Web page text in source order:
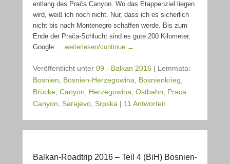
entlang des Prača Canyon. Wo das Etappenziel liegen
wird, weiß ich noch nicht. Nur, dass ich es sicherlich
nicht bis nach Montenegro schaffen werde. Bis zum
Ende der Prača-Schlucht sind es gute 200 Kilometer,
Google
… weiterlesen/continue →
Veröffentlicht unter 09 - Balkan 2016 | Lemmata:
Bosnien
Bosnien-Herzegowina Bosnienkrieg
Brücke Canyon Herzegowina Ostbahn
Praca
Canyon Sarajevo Srpska | 11 Antworten
Balkan-Roadtrip 2016 – Teil 4 (BiH) Bosnien-